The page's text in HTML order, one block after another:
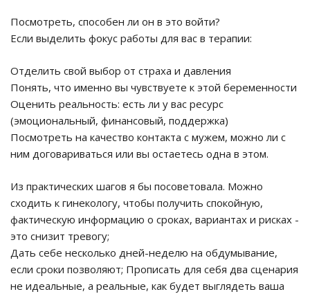
Посмотреть, способен ли он в это войти?
Если выделить фокус работы для вас в терапии:
Отделить свой выбор от страха и давления
Понять, что именно вы чувствуете к этой беременности
Оценить реальность: есть ли у вас ресурс
(эмоциональный, финансовый, поддержка)
Посмотреть на качество контакта с мужем, можно ли с
ним договариваться или вы остаетесь одна в этом.
Из практических шагов я бы посоветовала. Можно
сходить к гинекологу, чтобы получить спокойную,
фактическую информацию о сроках, вариантах и рисках -
это снизит тревогу;
Дать себе несколько дней-неделю на обдумывание,
если сроки позволяют; Прописать для себя два сценария
не идеальные, а реальные, как будет выглядеть ваша